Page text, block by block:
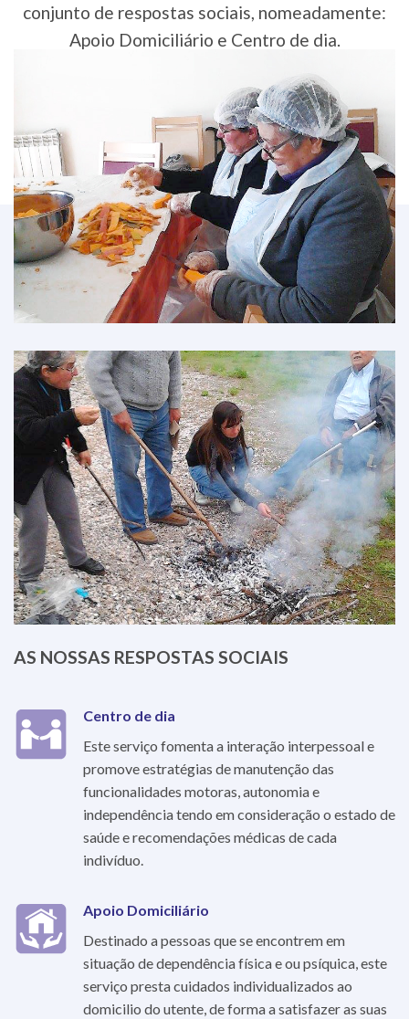
conjunto de respostas sociais, nomeadamente:
Apoio Domiciliário e Centro de dia.
AS NOSSAS RESPOSTAS SOCIAIS
Centro de dia
Este serviço fomenta a interação interpessoal e
promove estratégias de manutenção das
funcionalidades motoras, autonomia e
independência tendo em consideração o estado de
saúde e recomendações médicas de cada
indivíduo.
Apoio Domiciliário
Destinado a pessoas que se encontrem em
situação de dependência física e ou psíquica, este
serviço presta cuidados individualizados ao
domicilio do utente, de forma a satisfazer as suas